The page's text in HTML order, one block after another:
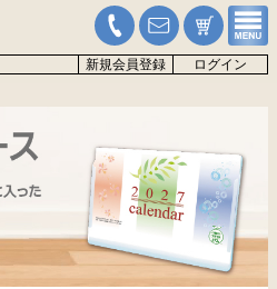
新規会員登録 ログイン